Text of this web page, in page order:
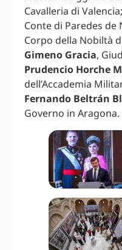
Cavalleria di Valencia;
Conte di Paredes de
Corpo della Nobiltà
Gimeno Gracia,
Prudencio Horche
dell’Accademia
Fernando Beltrán
Governo in Aragona.